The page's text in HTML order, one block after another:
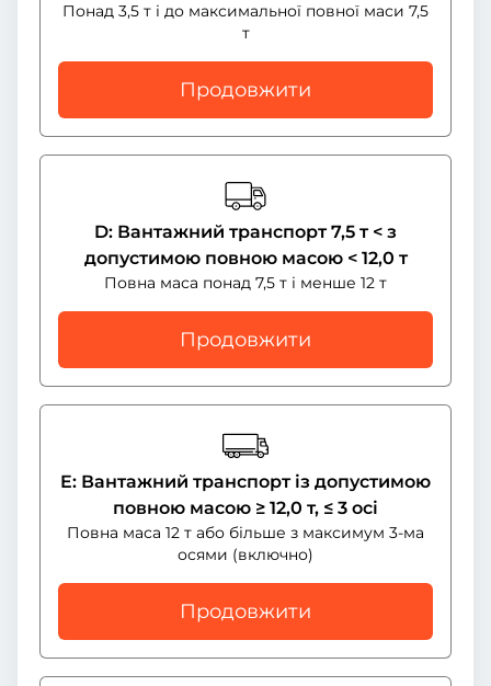
Понад 3,5 т і до максимальної повної маси 7,5
т
Продовжити
D: Вантажний транспорт 7,5 т < з
допустимою повною масою < 12,0 т
Повна маса понад 7,5 т і менше 12 т
Продовжити
E: Вантажний транспорт із допустимою
повною масою ≥ 12,0 т, ≤ 3 осі
Повна маса 12 т або більше з максимум 3-ма
осями (включно)
Продовжити